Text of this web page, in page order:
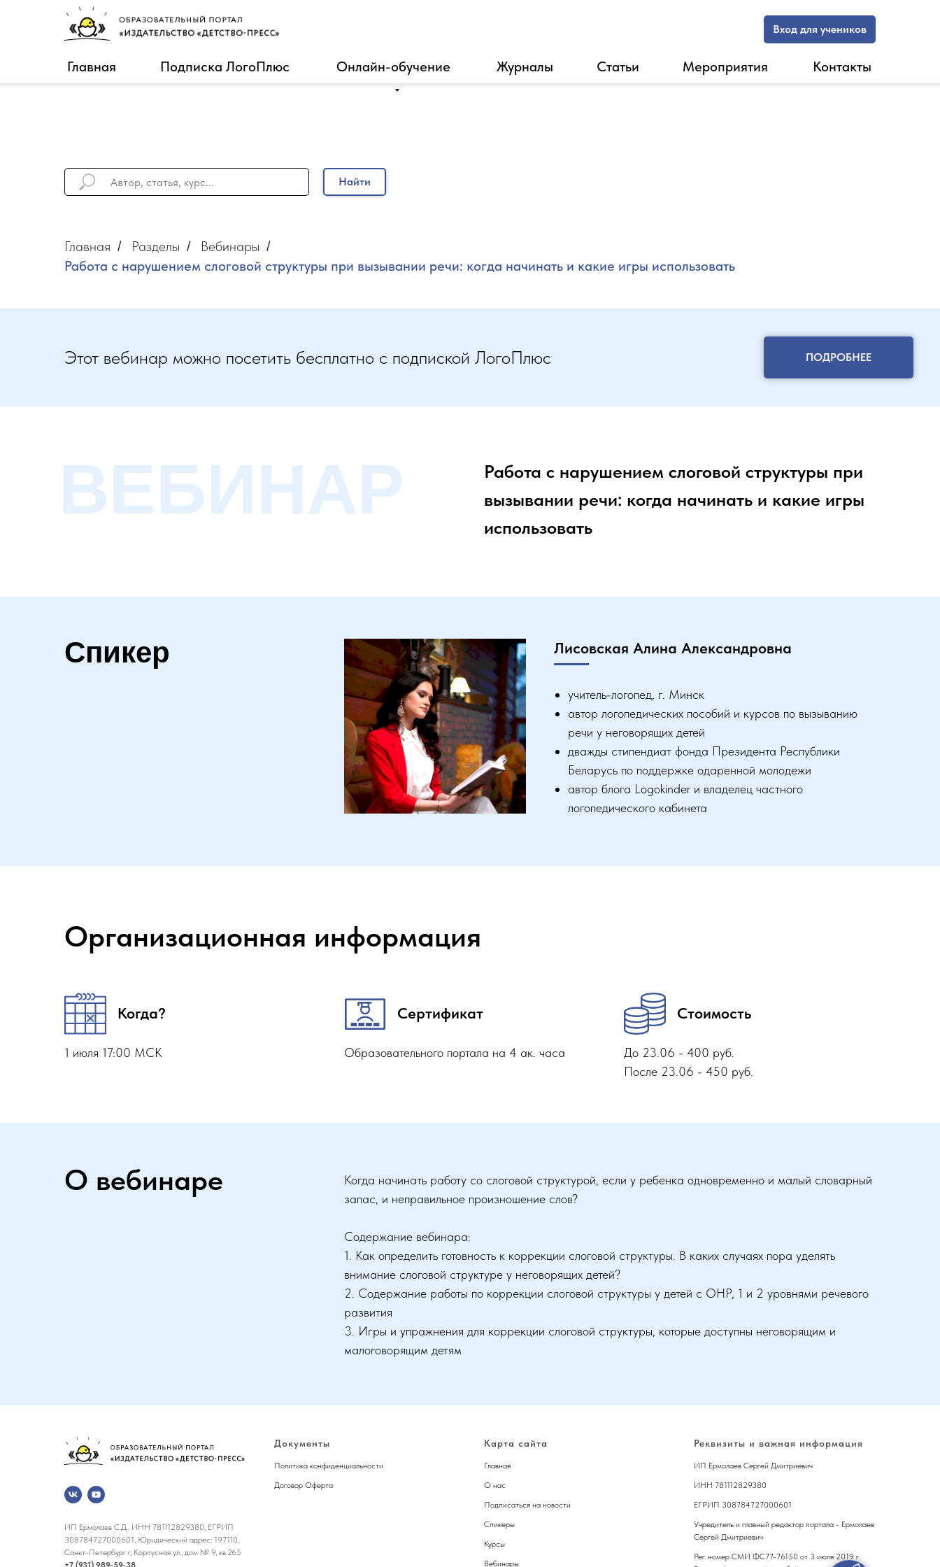
Вход для учеников
Главная Подписка ЛогоПлюс Онлайн-обучение Журналы Статьи Мероприятия Контакты
Найти
Главная / Разделы / Вебинары /
Работа с нарушением слоговой структуры при вызывании речи: когда начинать и какие игры использовать
Этот вебинар можно посетить бесплатно с подпиской ЛогоПлюс ПОДРОБНЕЕ
ВЕБИНАР
Работа с нарушением слоговой структуры при
вызывании речи: когда начинать и какие игры
использовать
Спикер Лисовская Алина Александровна
учитель-логопед, г. Минск
автор логопедических пособий и курсов по вызыванию
речи у неговорящих детей
дважды стипендиат фонда Президента Республики
Беларусь по поддержке одаренной молодежи
автор блога Logokinder и владелец частного
логопедического кабинета
Организационная информация
Когда?
1 июля 17:00 МСК
Сертификат
Образовательного портала на 4 ак. часа
Стоимость
До 23.06 - 400 руб.
После 23.06 - 450 руб.
О вебинаре
Когда начинать работу со слоговой структурой, если у ребенка одновременно и малый словарный
запас, и неправильное произношение слов?
Содержание вебинара:
1. Как определить готовность к коррекции слоговой структуры. В каких случаях пора уделять
внимание слоговой структуре у неговорящих детей?
2. Содержание работы по коррекции слоговой структуры у детей с ОНР, 1 и 2 уровнями речевого
развития
3. Игры и упражнения для коррекции слоговой структуры, которые доступны неговорящим и
малоговорящим детям
ИП Ермолаев С.Д., ИНН 781112829380, ЕГРИП
308784727000601, Юридический адрес: 197110,
Санкт-Петербург г, Корпусная ул., дом № 9, кв.265
+7 (931) 989-59-38
Документы
Политика конфиденциальности
Договор Оферта
Карта сайта
Главная
О нас
Подписаться на новости
Спикеры
Курсы
Вебинары
Реквизиты и важная информация
ИП Ермолаев Сергей Дмитриевич
ИНН 781112829380
ЕГРИП 308784727000601
Учредитель и главный редактор портала - Ермолаев
Сергей Дмитриевич
Рег. номер СМИ ФС77-76150 от 3 июля 2019 г.